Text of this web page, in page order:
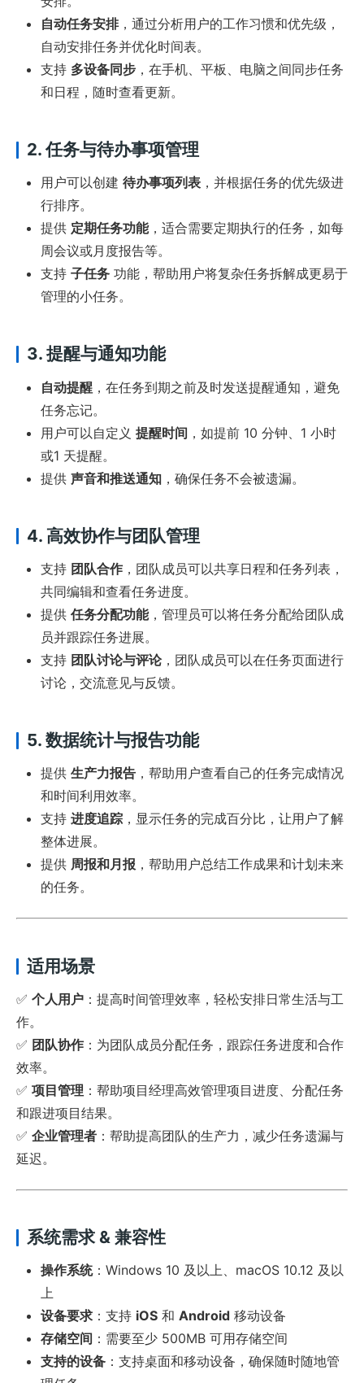
自动任务安排，通过分析用户的工作习惯和优先级，
自动安排任务并优化时间表。
支持 多设备同步 ，在手机、平板、电脑之间同步任务
和日程，随时查看更新。
2. 任务与待办事项管理
用户可以创建 待办事项列表 ，并根据任务的优先级进
行排序。
提供 定期任务功能，适合需要定期执行的任务，如每
周会议或月度报告等。
支持 子任务 功能，帮助用户将复杂任务拆解成更易于
管理的小任务。
3. 提醒与通知功能
自动提醒 ，在任务到期之前及时发送提醒通知，避免
任务忘记。
用户可以自定义 提醒时间 ，如提前 10 分钟、1 小时
或1 天提醒。
提供 声音和推送通知 ，确保任务不会被遗漏。
4. 高效协作与团队管理
支持 团队合作 ，团队成员可以共享日程和任务列表，
共同编辑和查看任务进度。
提供 任务分配功能，管理员可以将任务分配给团队成
员并跟踪任务进展。
支持 团队讨论与评论，团队成员可以在任务页面进行
讨论，交流意见与反馈。
5. 数据统计与报告功能
提供 生产力报告 ，帮助用户查看自己的任务完成情况
和时间利用效率。
支持 进度追踪 ，显示任务的完成百分比，让用户了解
整体进展。
提供 周报和月报 ，帮助用户总结工作成果和计划未来
的任务。
适用场景
✅ 个人用户 ：提高时间管理效率，轻松安排日常生活与工
作。
✅ 团队协作 ：为团队成员分配任务，跟踪任务进度和合作
效率。
✅ 项目管理 ：帮助项目经理高效管理项目进度、分配任务
和跟进项目结果。
✅ 企业管理者 ：帮助提高团队的生产力，减少任务遗漏与
延迟。
系统需求 & 兼容性
操作系统：Windows 10 及以上、macOS 10.12 及以
上
设备要求 ：支持 iOS 和 Android 移动设备
存储空间 ：需要至少 500MB 可用存储空间
支持的设备 ：支持桌面和移动设备，确保随时随地管